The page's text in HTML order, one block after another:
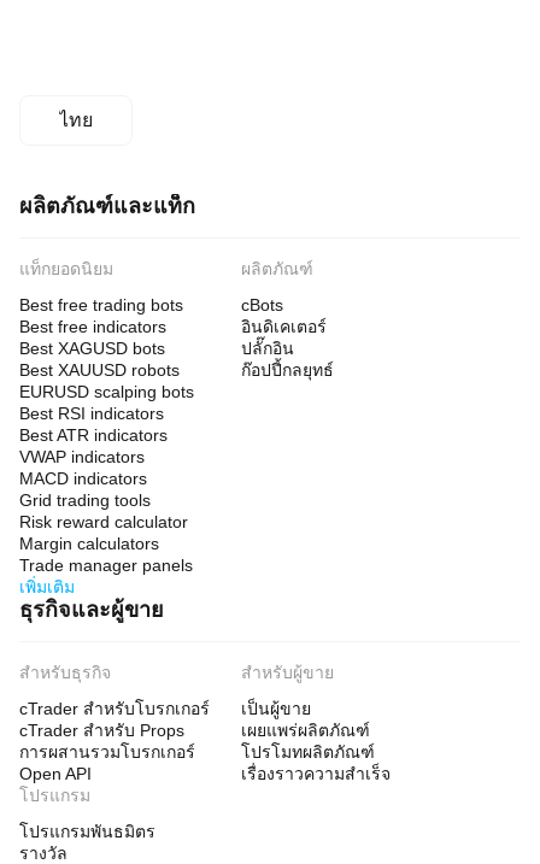
ไทย
ผลิตภัณฑ์และแท็ก
แท็กยอดนิยม
Best free trading bots
Best free indicators
Best XAGUSD bots
Best XAUUSD robots
EURUSD scalping bots
Best RSI indicators
Best ATR indicators
VWAP indicators
MACD indicators
Grid trading tools
Risk reward calculator
Margin calculators
Trade manager panels
เพิ่มเติม
ผลิตภัณฑ์
cBots
อินดิเคเตอร์
ปลั๊กอิน
ก๊อปปี้กลยุทธ์
ธุรกิจและผู้ขาย
สำหรับธุรกิจ
cTrader สำหรับโบรกเกอร์
cTrader สำหรับ Props
การผสานรวมโบรกเกอร์
Open API
สำหรับผู้ขาย
เป็นผู้ขาย
เผยแพร่ผลิตภัณฑ์
โปรโมทผลิตภัณฑ์
เรื่องราวความสำเร็จ
โปรแกรม
โปรแกรมพันธมิตร
รางวัล